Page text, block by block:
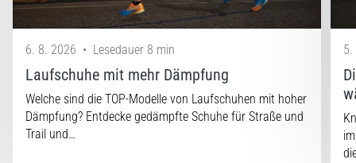
6. 8. 2026 • Lesedauer 8 min
Laufschuhe mit mehr Dämpfung
Welche sind die TOP-Modelle von Laufschuhen mit hoher
Dämpfung? Entdecke gedämpfte Schuhe für Straße und
Trail und…
5.